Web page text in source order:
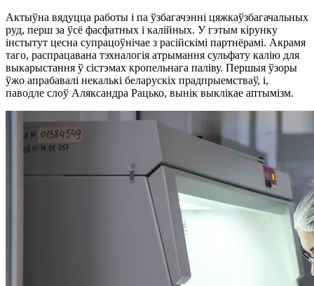
Актыўна вядуцца работы і па ўзбагачэнні цяжкаўзбагачальных
руд, перш за ўсё фасфатных і калійных. У гэтым кірунку
інстытут цесна супрацоўнічае з расійскімі партнёрамі. Акрамя
таго, распрацавана тэхналогія атрымання сульфату калію для
выкарыстання ў сістэмах кропельнага паліву. Першыя ўзоры
ўжо апрабавалі некалькі беларускіх прадпрыемстваў, і,
паводле слоў Аляксандра Рацько, вынік выклікае аптымізм.